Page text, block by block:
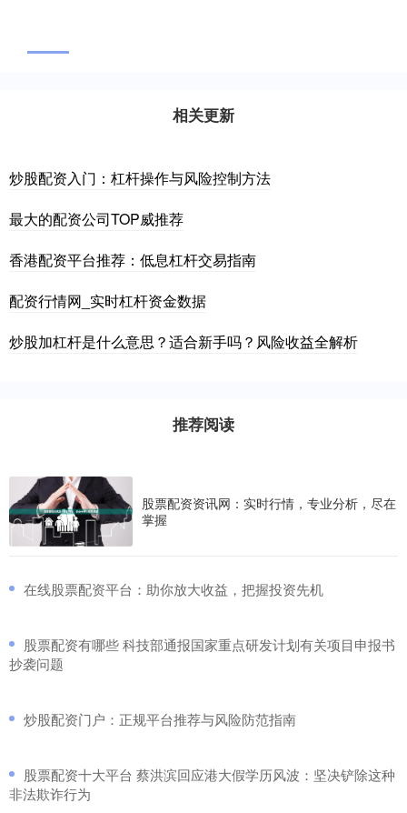
相关更新
炒股配资入门：杠杆操作与风险控制方法
最大的配资公司TOP威推荐
香港配资平台推荐：低息杠杆交易指南
配资行情网_实时杠杆资金数据
炒股加杠杆是什么意思？适合新手吗？风险收益全解析
推荐阅读
股票配资资讯网：实时行情，专业分析，尽在
掌握
​在线股票配资平台：助你放大收益，把握投资先机
​股票配资有哪些 科技部通报国家重点研发计划有关项目申报书
抄袭问题
​炒股配资门户：正规平台推荐与风险防范指南
​股票配资十大平台 蔡洪滨回应港大假学历风波：坚决铲除这种
非法欺诈行为